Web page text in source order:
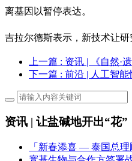
离基因以暂停表达。
吉拉尔德斯表示，新技术让
上一篇 : 资讯 | 《自然·
下一篇 : 前沿 | 人工智
资讯 | 让盐碱地开出“花
「新春添喜 — 泰国总理